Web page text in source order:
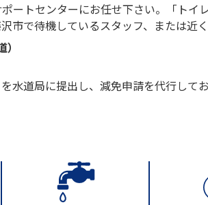
ートセンターにお任せ下さい。「トイ
で待機しているスタッフ、または近
水道局に提出し、減免申請を代行して